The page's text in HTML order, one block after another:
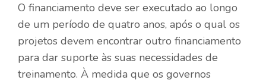
O financiamento deve ser executado ao longo
de um período de quatro anos, após o qual os
projetos devem encontrar outro financiamento
para dar suporte às suas necessidades de
treinamento. À medida que os governos